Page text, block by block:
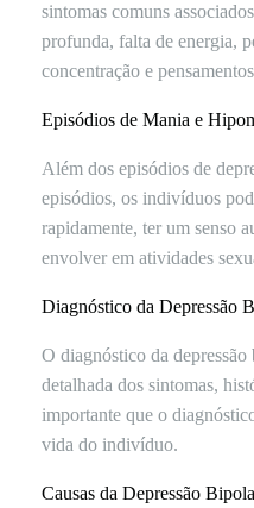
sintomas comuns
profunda, falta de energia,
concentração e
Episódios de Mania e
Além dos episódios de
episódios, os indivíduos
rapidamente, ter um senso
envolver em atividades
Diagnóstico da Depressão
O diagnóstico da
detalhada dos sintomas,
importante que o
vida do indivíduo.
Causas da Depressão